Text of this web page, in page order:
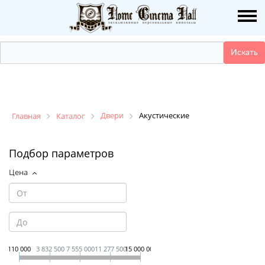
Главная Каталог Двери Акустические
О НАС
КАТАЛОГ
КОНТАКТЫ
Подбор параметров
Цена
110 000 3 832 500 7 555 00011 277 50015 000 000